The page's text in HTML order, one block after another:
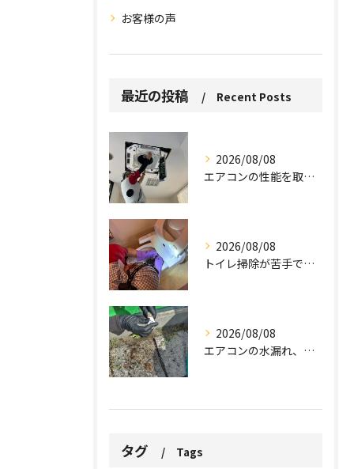
お客様の声
最近の投稿 Recent Posts
2026/08/08
エアコンの性能を取り戻しませんか？
2026/08/08
トイレ掃除が苦手でも、効率的にできる方法をご紹介します。
2026/08/08
エアコンの水漏れ、心配ですよね。
タグ Tags